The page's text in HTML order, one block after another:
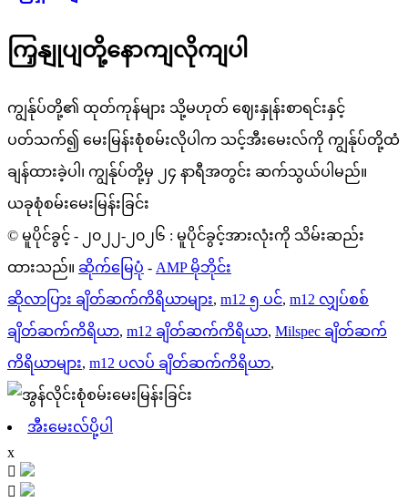
ကြှနျုပျတို့နောကျလိုကျပါ
ကျွန်ုပ်တို့၏ ထုတ်ကုန်များ သို့မဟုတ် ဈေးနှုန်းစာရင်းနှင့်
ပတ်သက်၍ မေးမြန်းစုံစမ်းလိုပါက သင့်အီးမေးလ်ကို ကျွန်ုပ်တို့ထံ
ချန်ထားခဲ့ပါ၊ ကျွန်ုပ်တို့မှ ၂၄ နာရီအတွင်း ဆက်သွယ်ပါမည်။
ယခုစုံစမ်းမေးမြန်းခြင်း
© မူပိုင်ခွင့် - ၂၀၂၂-၂၀၂၆ : မူပိုင်ခွင့်အားလုံးကို သိမ်းဆည်း
ထားသည်။ ဆိုက်မြေပုံ - AMP မိုဘိုင်း
ဆိုလာပြား ချိတ်ဆက်ကိရိယာများ, m12 ၅ ပင်, m12 လျှပ်စစ်
ချိတ်ဆက်ကိရိယာ, m12 ချိတ်ဆက်ကိရိယာ, Milspec ချိတ်ဆက်
ကိရိယာများ, m12 ပလပ် ချိတ်ဆက်ကိရိယာ,
အီးမေးလ်ပို့ပါ
x

